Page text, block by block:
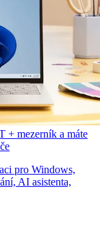
+ mezerník a máte
pro Windows,
AI asistenta,